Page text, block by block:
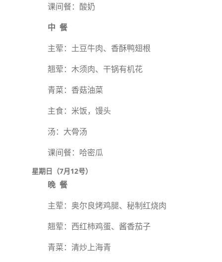
课间餐：酸奶
中 餐
主荤：土豆牛肉、香酥鸭翅根
翘荤：木须肉、干锅有机花
青菜：香菇油菜
主食：米饭，馒头
汤：大骨汤
课间餐：哈密瓜
星期日（7月12号）
晚 餐
主荤：奥尔良烤鸡腿、秘制红烧肉
翘荤：西红柿鸡蛋、酱香茄子
青菜：清炒上海青